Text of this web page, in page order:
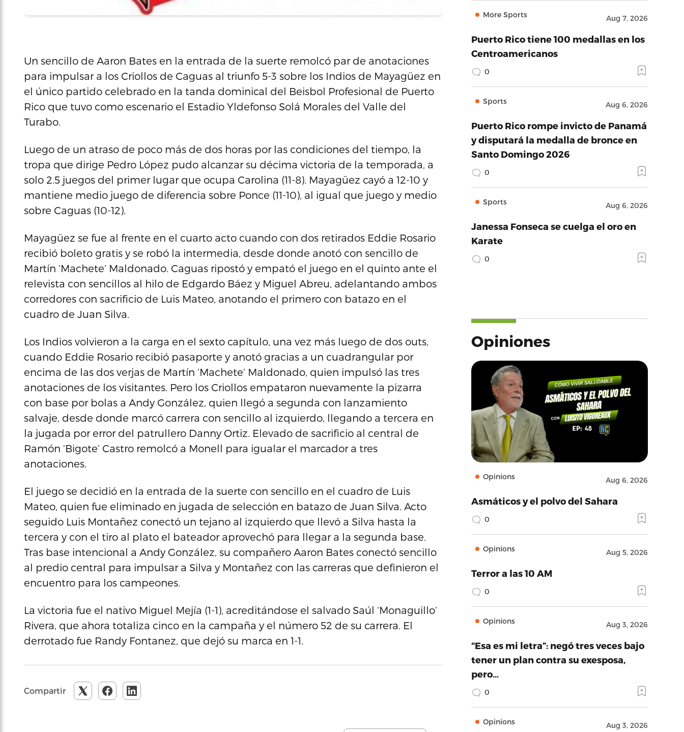
Un sencillo de Aaron Bates en la entrada de la suerte remolcó par de anotaciones
para impulsar a los Criollos de Caguas al triunfo 5-3 sobre los Indios de Mayagüez en
el único partido celebrado en la tanda dominical del Beisbol Profesional de Puerto
Rico que tuvo como escenario el Estadio Yldefonso Solá Morales del Valle del
Turabo.
Luego de un atraso de poco más de dos horas por las condiciones del tiempo, la
tropa que dirige Pedro López pudo alcanzar su décima victoria de la temporada, a
solo 2.5 juegos del primer lugar que ocupa Carolina (11-8). Mayagüez cayó a 12-10 y
mantiene medio juego de diferencia sobre Ponce (11-10), al igual que juego y medio
sobre Caguas (10-12).
Mayagüez se fue al frente en el cuarto acto cuando con dos retirados Eddie Rosario
recibió boleto gratis y se robó la intermedia, desde donde anotó con sencillo de
Martín ‘Machete’ Maldonado. Caguas ripostó y empató el juego en el quinto ante el
relevista con sencillos al hilo de Edgardo Báez y Miguel Abreu, adelantando ambos
corredores con sacrificio de Luis Mateo, anotando el primero con batazo en el
cuadro de Juan Silva.
Los Indios volvieron a la carga en el sexto capítulo, una vez más luego de dos outs,
cuando Eddie Rosario recibió pasaporte y anotó gracias a un cuadrangular por
encima de las dos verjas de Martín ‘Machete’ Maldonado, quien impulsó las tres
anotaciones de los visitantes. Pero los Criollos empataron nuevamente la pizarra
con base por bolas a Andy González, quien llegó a segunda con lanzamiento
salvaje, desde donde marcó carrera con sencillo al izquierdo, llegando a tercera en
la jugada por error del patrullero Danny Ortiz. Elevado de sacrificio al central de
Ramón ‘Bigote’ Castro remolcó a Monell para igualar el marcador a tres
anotaciones.
El juego se decidió en la entrada de la suerte con sencillo en el cuadro de Luis
Mateo, quien fue eliminado en jugada de selección en batazo de Juan Silva. Acto
seguido Luis Montañez conectó un tejano al izquierdo que llevó a Silva hasta la
tercera y con el tiro al plato el bateador aprovechó para llegar a la segunda base.
Tras base intencional a Andy González, su compañero Aaron Bates conectó sencillo
al predio central para impulsar a Silva y Montañez con las carreras que definieron el
encuentro para los campeones.
La victoria fue el nativo Miguel Mejía (1-1), acreditándose el salvado Saúl ‘Monaguillo’
Rivera, que ahora totaliza cinco en la campaña y el número 52 de su carrera. El
derrotado fue Randy Fontanez, que dejó su marca en 1-1.
Compartir
More Sports Aug 7, 2026
Puerto Rico tiene 100 medallas en los
Centroamericanos
0
Sports Aug 6, 2026
Puerto Rico rompe invicto de Panamá
y disputará la medalla de bronce en
Santo Domingo 2026
0
Sports Aug 6, 2026
Janessa Fonseca se cuelga el oro en
Karate
0
Opiniones
Opinions Aug 6, 2026
Asmáticos y el polvo del Sahara
0
Opinions Aug 5, 2026
Terror a las 10 AM
0
Opinions Aug 3, 2026
“Esa es mi letra”: negó tres veces bajo
tener un plan contra su exesposa,
pero…
0
Opinions Aug 3, 2026